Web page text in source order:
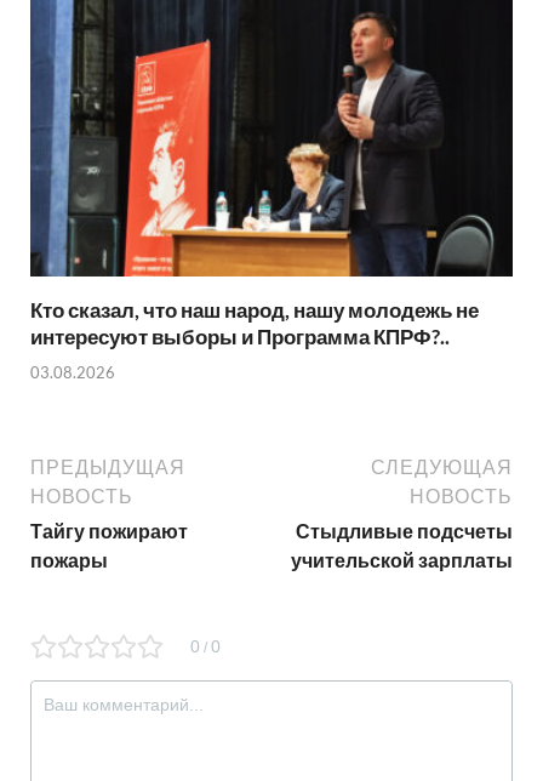
Кто сказал, что наш народ, нашу молодежь не
интересуют выборы и Программа КПРФ?..
03.08.2026
ПРЕДЫДУЩАЯ
НОВОСТЬ
Тайгу пожирают
пожары
СЛЕДУЮЩАЯ
НОВОСТЬ
Стыдливые подсчеты
учительской зарплаты
0 / 0